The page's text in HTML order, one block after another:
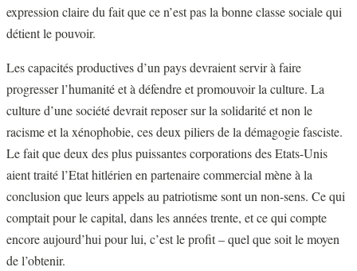
expression claire du fait que ce n’est pas la bonne classe sociale qui
détient le pouvoir.
Les capacités productives d’un pays devraient servir à faire
progresser l’humanité et à défendre et promouvoir la culture. La
culture d’une société devrait reposer sur la solidarité et non le
racisme et la xénophobie, ces deux piliers de la démagogie fasciste.
Le fait que deux des plus puissantes corporations des Etats-Unis
aient traité l’Etat hitlérien en partenaire commercial mène à la
conclusion que leurs appels au patriotisme sont un non-sens. Ce qui
comptait pour le capital, dans les années trente, et ce qui compte
encore aujourd’hui pour lui, c’est le profit – quel que soit le moyen
de l’obtenir.